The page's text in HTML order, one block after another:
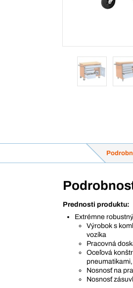
Prednosti produktu:
Extrémne
Výrobok s
vozíka
Pracovná
Oceľová
Nosnosť na
Nosnosť